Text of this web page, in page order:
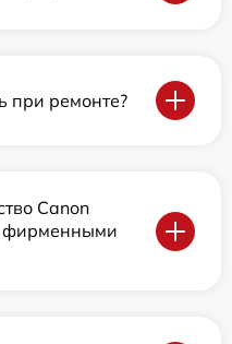
при ремонте?
Canon
фирменными